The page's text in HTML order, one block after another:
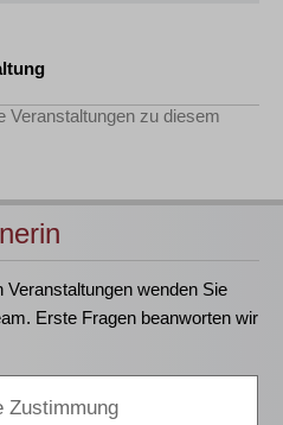
Veranstaltungen zu diesem
wenden Sie
Erste Fragen beanworten wir